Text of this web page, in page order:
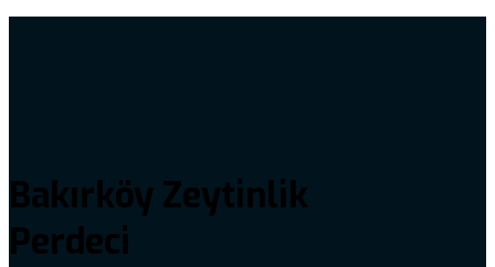
Bakırköy Zeytinlik
Perdeci